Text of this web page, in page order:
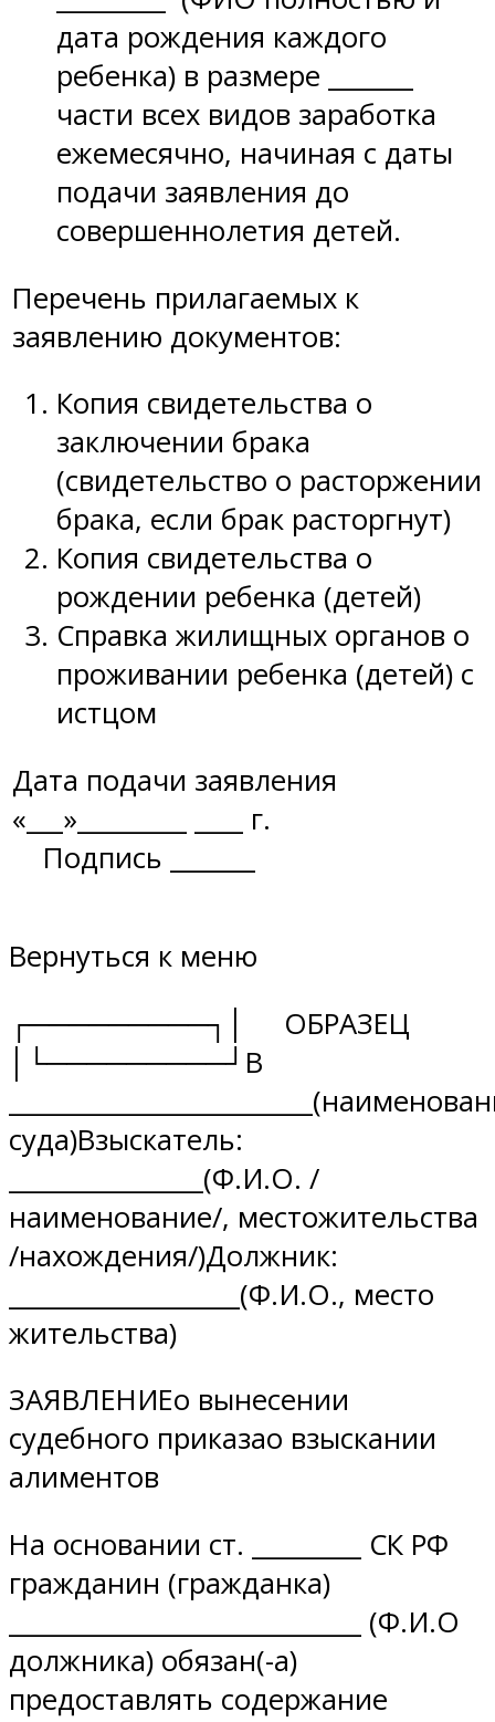
дата рождения каждого
ребенка) в размере _______
части всех видов заработка
ежемесячно, начиная с даты
подачи заявления до
совершеннолетия детей.
Перечень прилагаемых к
заявлению документов:
Копия свидетельства о
заключении брака
(свидетельство о расторжении
брака, если брак расторгнут)
Копия свидетельства о
рождении ребенка (детей)
Справка жилищных органов о
проживании ребенка (детей) с
истцом
Дата подачи заявления
«___»_________ ____ г.
Подпись _______
Вернуться к меню
┌─────────┐│ ОБРАЗЕЦ
│└─────────┘В
суда)Взыскатель:
________________(Ф.И.О. /
наименование/, местожительства
/нахождения/)Должник:
___________________(Ф.И.О., место
жительства)
ЗАЯВЛЕНИЕо вынесении
судебного приказао взыскании
алиментов
На основании ст. _________ СК РФ
гражданин (гражданка)
_____________________________ (Ф.И.О
должника) обязан(-а)
предоставлять содержание